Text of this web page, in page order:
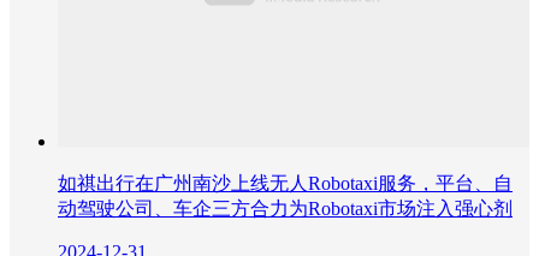
如祺出行在广州南沙上线无人Robotaxi服务，平台、自
动驾驶公司、车企三方合力为Robotaxi市场注入强心剂
2024-12-31